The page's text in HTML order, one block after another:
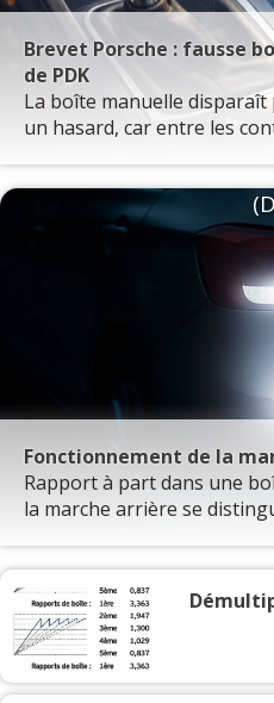
Brevet Porsche : fausse
de PDK
La boîte manuelle disparaît
un hasard, car entre les
Fonctionnement de la
Rapport à part dans une
la marche arrière se